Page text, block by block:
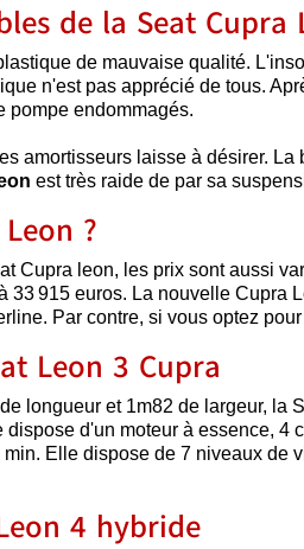
de la Seat Cupra
de mauvaise qualité.
n'est pas apprécié de tous.
pompe endommagés.
amortisseurs laisse à désirer.
est très raide de par sa
?
Cupra leon, les prix sont aussi
33 915 euros. La nouvelle Cupra
Par contre, si vous optez
Leon 3 Cupra
longueur et 1m82 de largeur, la
d'un moteur à essence, 4
Elle dispose de 7 niveaux de
4 hybride